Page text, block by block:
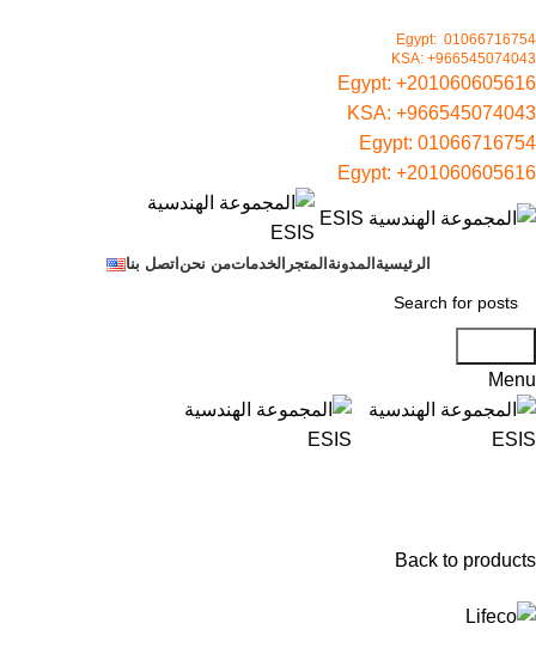
KSA: +966545074043
+201060605616
KSA: +966545074043
01066716754
+201060605616
الرئيسية المدونة المتجر الخدماتمن نحن اتصل بنا
Menu
Back to products